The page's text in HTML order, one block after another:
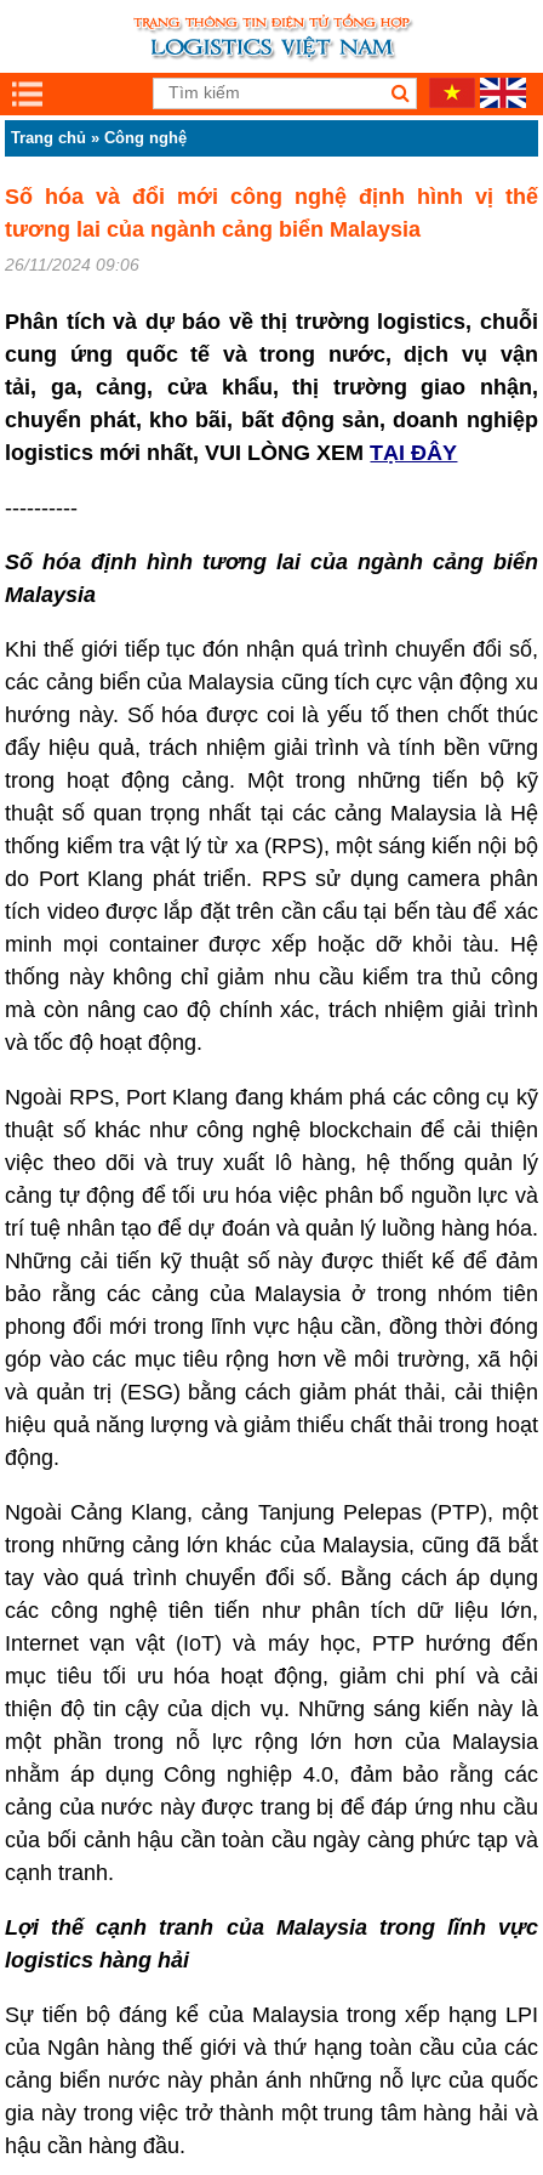
Trang chủ »Công nghệ
Số hóa và đổi mới công nghệ định hình vị thế
tương lai của ngành cảng biển Malaysia
26/11/2024 09:06
Phân tích và dự báo về thị trường logistics, chuỗi
cung ứng quốc tế và trong nước, dịch vụ vận
tải, ga, cảng, cửa khẩu, thị trường giao nhận,
chuyển phát, kho bãi, bất động sản, doanh nghiệp
logistics mới nhất, VUI LÒNG XEM TẠI ĐÂY
----------
Số hóa định hình tương lai của ngành cảng biển
Malaysia
Khi thế giới tiếp tục đón nhận quá trình chuyển đổi số,
các cảng biển của Malaysia cũng tích cực vận động xu
hướng này. Số hóa được coi là yếu tố then chốt thúc
đẩy hiệu quả, trách nhiệm giải trình và tính bền vững
trong hoạt động cảng. Một trong những tiến bộ kỹ
thuật số quan trọng nhất tại các cảng Malaysia là Hệ
thống kiểm tra vật lý từ xa (RPS), một sáng kiến ​​nội bộ
do Port Klang phát triển. RPS sử dụng camera phân
tích video được lắp đặt trên cần cẩu tại bến tàu để xác
minh mọi container được xếp hoặc dỡ khỏi tàu. Hệ
thống này không chỉ giảm nhu cầu kiểm tra thủ công
mà còn nâng cao độ chính xác, trách nhiệm giải trình
và tốc độ hoạt động.
Ngoài RPS, Port Klang đang khám phá các công cụ kỹ
thuật số khác như công nghệ blockchain để cải thiện
việc theo dõi và truy xuất lô hàng, hệ thống quản lý
cảng tự động để tối ưu hóa việc phân bổ nguồn lực và
trí tuệ nhân tạo để dự đoán và quản lý luồng hàng hóa.
Những cải tiến kỹ thuật số này được thiết kế để đảm
bảo rằng các cảng của Malaysia ở trong nhóm tiên
phong đổi mới trong lĩnh vực hậu cần, đồng thời đóng
góp vào các mục tiêu rộng hơn về môi trường, xã hội
và quản trị (ESG) bằng cách giảm phát thải, cải thiện
hiệu quả năng lượng và giảm thiểu chất thải trong hoạt
động.
Ngoài Cảng Klang, cảng Tanjung Pelepas (PTP), một
trong những cảng lớn khác của Malaysia, cũng đã bắt
tay vào quá trình chuyển đổi số. Bằng cách áp dụng
các công nghệ tiên tiến như phân tích dữ liệu lớn,
Internet vạn vật (IoT) và máy học, PTP hướng đến
mục tiêu tối ưu hóa hoạt động, giảm chi phí và cải
thiện độ tin cậy của dịch vụ. Những sáng kiến ​​này là
một phần trong nỗ lực rộng lớn hơn của Malaysia
nhằm áp dụng Công nghiệp 4.0, đảm bảo rằng các
cảng của nước này được trang bị để đáp ứng nhu cầu
của bối cảnh hậu cần toàn cầu ngày càng phức tạp và
cạnh tranh.
Lợi thế cạnh tranh của Malaysia trong lĩnh vực
logistics hàng hải
Sự tiến bộ đáng kể của Malaysia trong xếp hạng LPI
của Ngân hàng thế giới và thứ hạng toàn cầu của các
cảng biển nước này phản ánh những nỗ lực của quốc
gia này trong việc trở thành một trung tâm hàng hải và
hậu cần hàng đầu.